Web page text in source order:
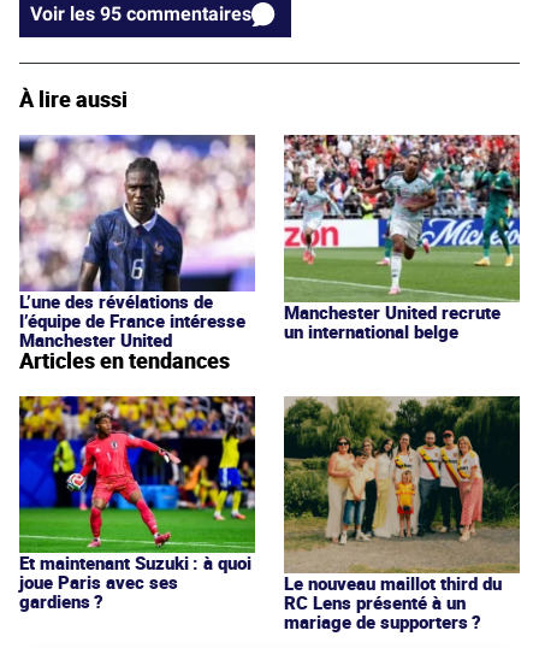
Voir les 95 commentaires
À lire aussi
L’une des révélations de
l’équipe de France intéresse
Manchester United
Manchester United recrute
un international belge
Articles en tendances
Et maintenant Suzuki : à quoi
joue Paris avec ses
gardiens ?
Le nouveau maillot third du
RC Lens présenté à un
mariage de supporters ?